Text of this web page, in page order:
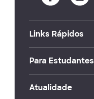
Links Rápidos
Para Estudantes
Atualidade